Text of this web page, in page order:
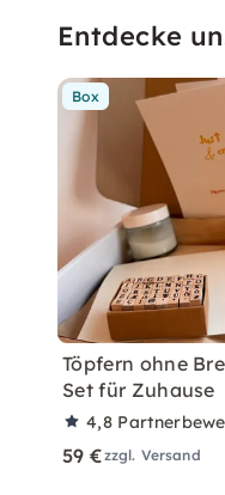
Entdecke
Box
Töpfern ohne
Set für Zuhause
4,8
59 €zzgl. Versand